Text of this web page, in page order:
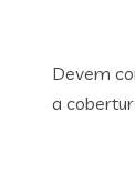
Devem
a